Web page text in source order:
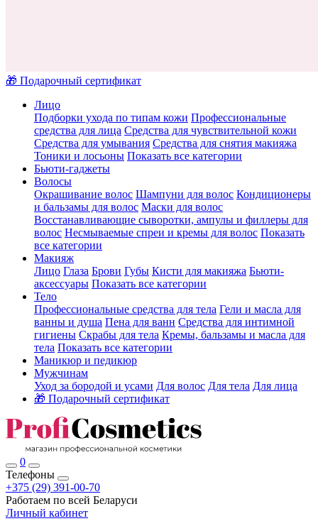
🎁 Подарочный сертификат
Лицо
Подборки ухода по типам кожи Профессиональные
средства для лица Средства для чувствительной кожи
Средства для умывания Средства для снятия макияжа
Тоники и лосьоны Показать все категории
Бьюти-гаджеты
Волосы
Окрашивание волос Шампуни для волос Кондиционеры
и бальзамы для волос Маски для волос
Восстанавливающие сыворотки, ампулы и филлеры для
волос Несмываемые спреи и кремы для волос Показать
все категории
Макияж
Лицо Глаза Брови Губы Кисти для макияжа Бьюти-
аксессуары Показать все категории
Тело
Профессиональные средства для тела Гели и масла для
ванны и душа Пена для ванн Средства для интимной
гигиены Скрабы для тела Кремы, бальзамы и масла для
тела Показать все категории
Маникюр и педикюр
Мужчинам
Уход за бородой и усами Для волос Для тела Для лица
🎁 Подарочный сертификат
0
Телефоны
+375 (29) 391-00-70
Работаем по всей Беларуси
Личный кабинет